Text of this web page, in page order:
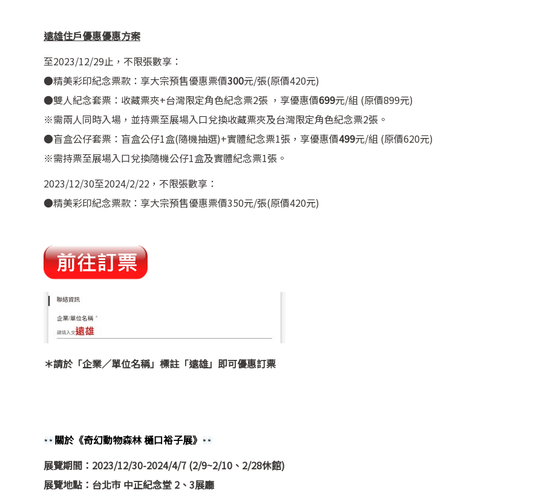
遠雄住戶優惠優惠方案
至2023/12/29止，不限張數享：
●精美彩印紀念票款：享大宗預售優惠票價300元/張(原價420元)
●雙人紀念套票：收藏票夾+台灣限定角色紀念票2張 ，享優惠價699元/組 (原價899元)
※需兩人同時入場，並持票至展場入口兌換收藏票夾及台灣限定角色紀念票2張。
●盲盒公仔套票：盲盒公仔1盒(隨機抽選)+實體紀念票1張，享優惠價499元/組 (原價620元)
※需持票至展場入口兌換隨機公仔1盒及實體紀念票1張。
2023/12/30至2024/2/22，不限張數享：
●精美彩印紀念票款：享大宗預售優惠票價350元/張(原價420元)
＊請於「企業／單位名稱」標註「遠雄」即可優惠訂票
關於《奇幻動物森林 樋口裕子展》
展覽期間：2023/12/30-2024/4/7 (2/9~2/10、2/28休館)
展覽地點：台北市 中正紀念堂 2、3展廳